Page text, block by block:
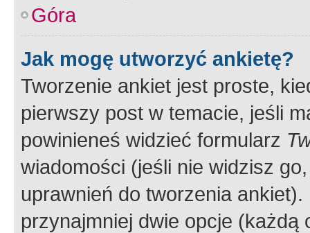
Góra
Jak mogę utworzyć ankietę?
Tworzenie ankiet jest proste,
pierwszy post w temacie, jeśli
powinieneś widzieć formularz
wiadomości (jeśli nie widzisz
uprawnień do tworzenia
przynajmniej dwie opcje